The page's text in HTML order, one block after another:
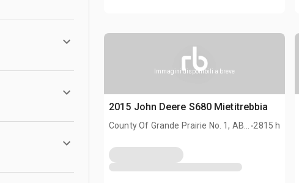
Immagini disponibili a breve
2015 John Deere S680 Mietitrebbia
County Of Grande Prairie No. 1, AB,
.2815 h